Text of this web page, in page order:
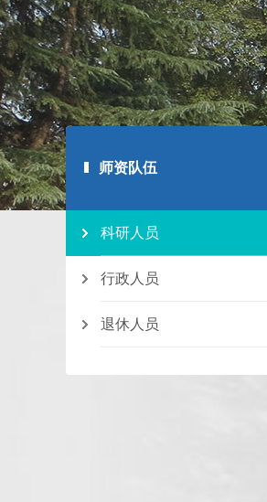
师资队伍
科研人员
行政人员
退休人员